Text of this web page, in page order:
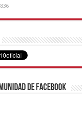
de Facebook